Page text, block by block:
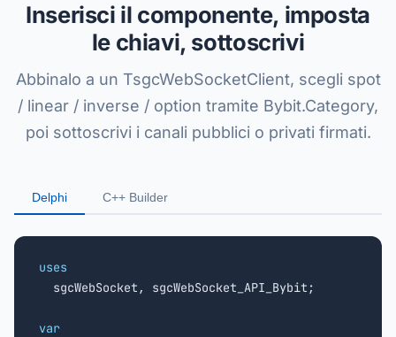
Inserisci il componente, imposta
le chiavi, sottoscrivi
Abbinalo a un TsgcWebSocketClient, scegli spot
/ linear / inverse / option tramite Bybit.Category,
poi sottoscrivi i canali pubblici o privati firmati.
Delphi C++ Builder
uses
sgcWebSocket, sgcWebSocket_API_Bybit;
var